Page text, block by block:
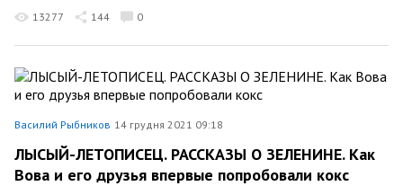
13277 144 0
Василий Рыбников 14 грудня 2021 09:18
ЛЫСЫЙ-ЛЕТОПИСЕЦ. РАССКАЗЫ О ЗЕЛЕНИНЕ. Как
Вова и его друзья впервые попробовали кокс